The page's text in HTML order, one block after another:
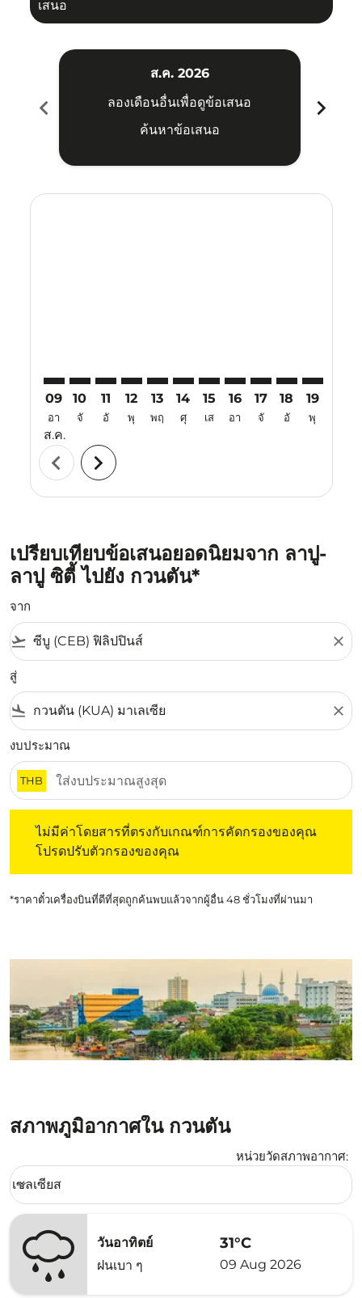
เสนอ
chevron_left
ส.ค. 2026
ลองเดือนอื่นเพื่อดูข้อเสนอ
ค้นหาข้อเสนอ
chevron_right
09
อา
ส.ค.
10
จั
11
อั
12
พุ
13
พฤ
14
ศุ
15
เส
16
อา
17
จั
18
อั
19
พุ
chevron_left chevron_right
เปรียบเทียบข้อเสนอยอดนิยมจาก ลาปู-
ลาปู ซิตี้ ไปยัง กวนตัน*
จาก
flight_takeoff close
สู่
flight_land close
งบประมาณ
THB
ไม่มีค่าโดยสารที่ตรงกับเกณฑ์การคัดกรองของคุณ
โปรดปรับตัวกรองของคุณ
*ราคาตั๋วเครื่องบินที่ดีที่สุดถูกค้นพบแล้วจากผู้อื่น 48 ชั่วโมงที่ผ่านมา
สภาพภูมิอากาศใน กวนตัน
หน่วยวัดสภาพอากาศ:
Weather unit option เซลเซียส Selected
เซลเซียส
keyboard_arrow_down
วันอาทิตย์
ฝนเบา ๆ
31°C
09 Aug 2026